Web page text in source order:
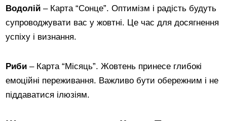
Водолій – Карта “Сонце”. Оптимізм і радість будуть
супроводжувати вас у жовтні. Це час для досягнення
успіху і визнання.
Риби – Карта “Місяць”. Жовтень принесе глибокі
емоційні переживання. Важливо бути обережним і не
піддаватися ілюзіям.